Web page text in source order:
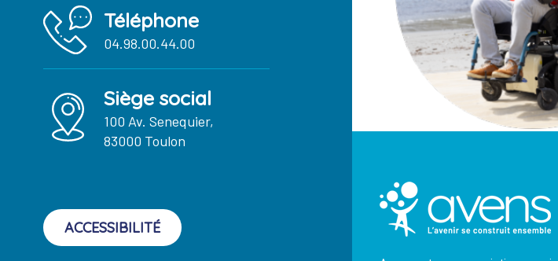
Téléphone
04.98.00.44.00
Siège social
100 Av. Senequier,
83000 Toulon
ACCESSIBILITÉ
Avens est une association varoise